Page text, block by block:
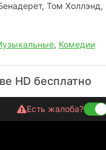
Том
, Комедии
HD бесплатно
Есть жалоба?